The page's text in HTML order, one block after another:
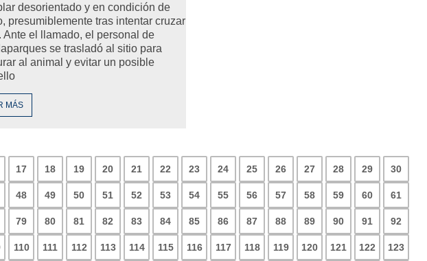
desorientado y en condición de
presumiblemente tras intentar cruzar
Ante el llamado, el personal de
se trasladó al sitio para
al animal y evitar un posible
MÁS
17 18 19 20 21 22 23 24 25 26 27 28 29 30
48 49 50 51 52 53 54 55 56 57 58 59 60 61
79 80 81 82 83 84 85 86 87 88 89 90 91 92
110 111 112 113 114 115 116 117 118 119 120 121 122 123